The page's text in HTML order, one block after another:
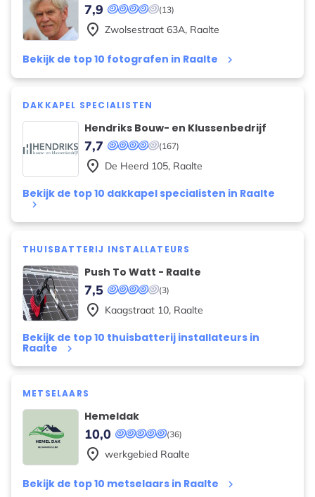
(13)
7,9
Bekijk de top 10 fotografen in Raalte keyboard_arrow_right
place Zwolsestraat 63A, Raalte
DAKKAPEL SPECIALISTEN
Hendriks Bouw- en Klussenbedrijf
(167)
7,7
Bekijk de top 10 dakkapel specialisten in Raalte
keyboard_arrow_right
place De Heerd 105, Raalte
THUISBATTERIJ INSTALLATEURS
Push To Watt - Raalte
(3)
7,5
Bekijk de top 10 thuisbatterij installateurs in
Raalte keyboard_arrow_right
place Kaagstraat 10, Raalte
METSELAARS
Hemeldak
(36)
10,0
Bekijk de top 10 metselaars in Raalte keyboard_arrow_right
place werkgebied Raalte